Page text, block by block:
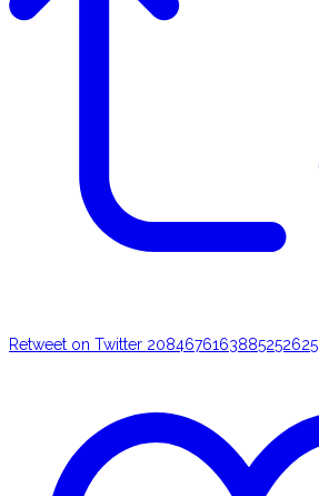
Retweet on Twitter 2084676163885252625